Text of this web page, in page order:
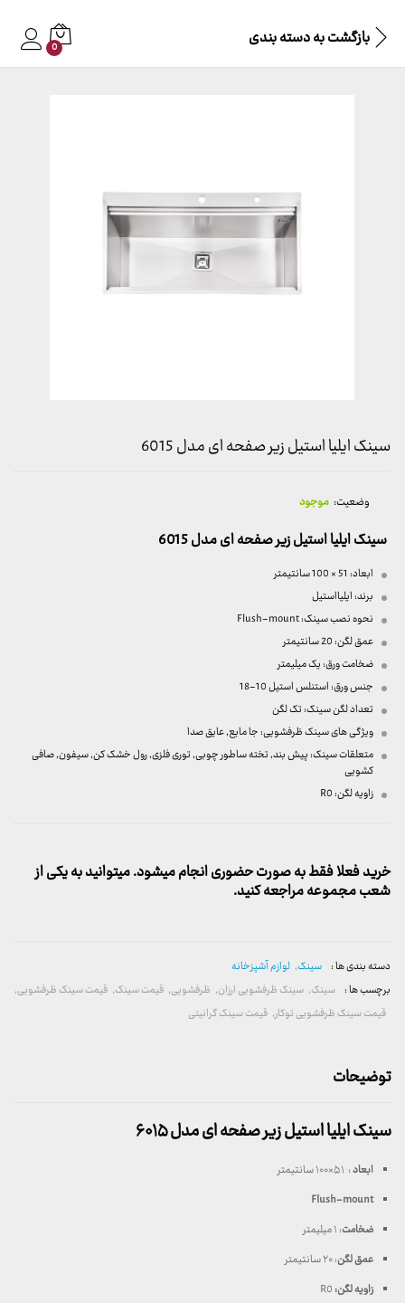
بازگشت بهدسته بندی 0
سینک ایلیا استیل زیر صفحه ای مدل 6015
وضعیت: موجود
سینک ایلیا استیل زیر صفحه ای مدل 6015
ابعاد: 51 × 100 سانتیمتر
برند: ایلیااستیل
نحوه نصب سینک: Flush-mount
عمق لگن: 20 سانتیمتر
ضخامت ورق: یک میلیمتر
جنس ورق: استنلس استیل 10-18
تعداد لگن سینک: تک لگن
ویژگی های سینک ظرفشویی: جا مایع, عایق صدا
متعلقات سینک: پیش بند, تخته ساطور چوبی, توری فلزی, رول خشک کن, سیفون, صافی
کشویی
زاویه لگن: R0
خرید فعلا فقط به صورت حضوری انجام میشود. میتوانید به یکی از
شعب مجموعه مراجعه کنید.
دسته بندی ها : سینک, لوازم آشپزخانه
برچسب ها : سینک, سینک ظرفشویی ارزان, ظرفشویی, قیمت سینک, قیمت سینک ظرفشویی,
قیمت سینک ظرفشویی توکار, قیمت سینک گرانیتی
توضیحات
سینک ایلیا استیل زیر صفحه ای مدل ۶۰۱۵
ابعاد: ۵۱×۱۰۰ سانتیمتر
Flush-mount
ضخامت: ۱ میلیمتر
عمق لگن: ۲۰ سانتیمتر
زاویه لگن: